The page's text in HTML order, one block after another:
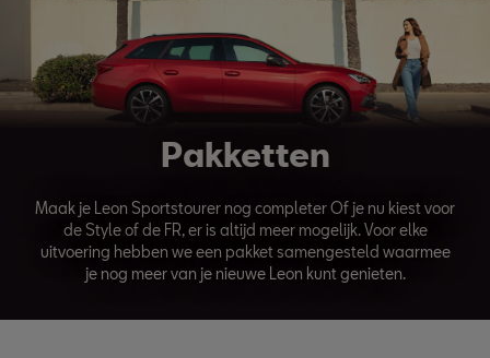
Pakketten
Maak je Leon Sportstourer nog completer Of je nu kiest voor
de Style of de FR, er is altijd meer mogelijk. Voor elke
uitvoering hebben we een pakket samengesteld waarmee
je nog meer van je nieuwe Leon kunt genieten.